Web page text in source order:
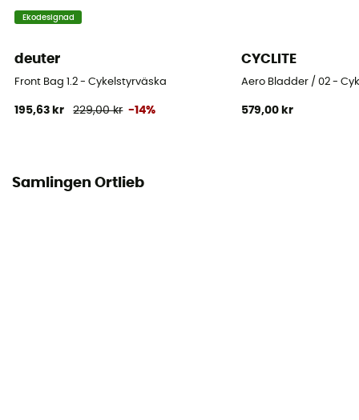
Ja
Styre
Ekodesignad
deuter
Front Bag 1.2 - Cykelstyrväska
195,63 kr 229,00 kr -14%
CYCLITE
Aero Bladder / 02 -
579,00 kr
Samlingen Ortlieb